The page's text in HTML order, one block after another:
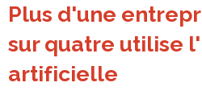
Plus d'une
sur quatre utilise
artificielle